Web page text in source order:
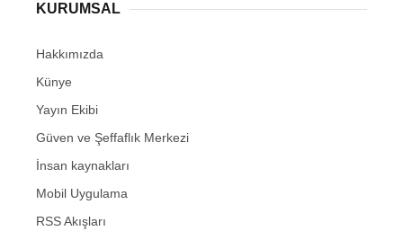
KURUMSAL
Hakkımızda
Künye
Yayın Ekibi
Güven ve Şeffaflık Merkezi
İnsan kaynakları
Mobil Uygulama
RSS Akışları